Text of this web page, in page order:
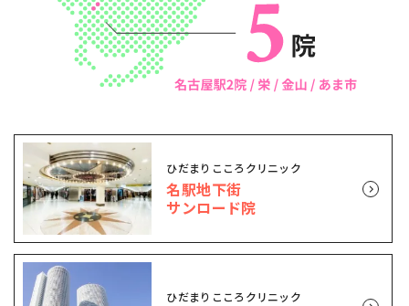
ひだまりこころクリニック
名駅地下街
サンロード院
ひだまりこころクリニック